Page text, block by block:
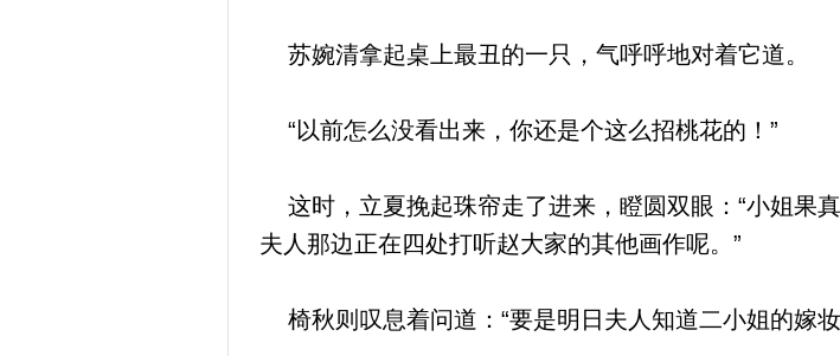
苏婉清拿起桌上最丑的一只，气呼呼地对着它道。
“以前怎么没看出来，你还是个这么招桃花的！”
这时，立夏挽起珠帘走了进来，瞪圆双眼：“小姐果
夫人那边正在四处打听赵大家的其他画作呢。”
椅秋则叹息着问道：“要是明日夫人知道二小姐的嫁